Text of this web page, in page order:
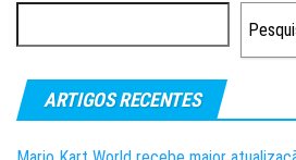
ARTIGOS RECENTES